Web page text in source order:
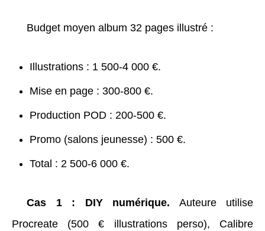
Budget moyen album 32 pages illustré :
Illustrations : 1 500-4 000 €.
Mise en page : 300-800 €.
Production POD : 200-500 €.
Promo (salons jeunesse) : 500 €.
Total : 2 500-6 000 €.
Cas 1 : DIY numérique. Auteure utilise
Procreate (500 € illustrations perso), Calibre